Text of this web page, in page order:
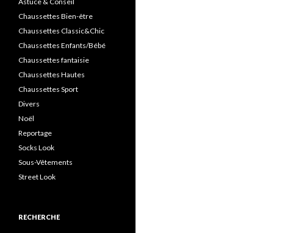
Chaussettes Bien-être
Chaussettes Classic&Chic
Chaussettes Enfants/Bébé
Chaussettes fantaisie
Chaussettes Hautes
Chaussettes Sport
Divers
Noël
Reportage
Socks Look
Sous-Vêtements
Street Look
RECHERCHE